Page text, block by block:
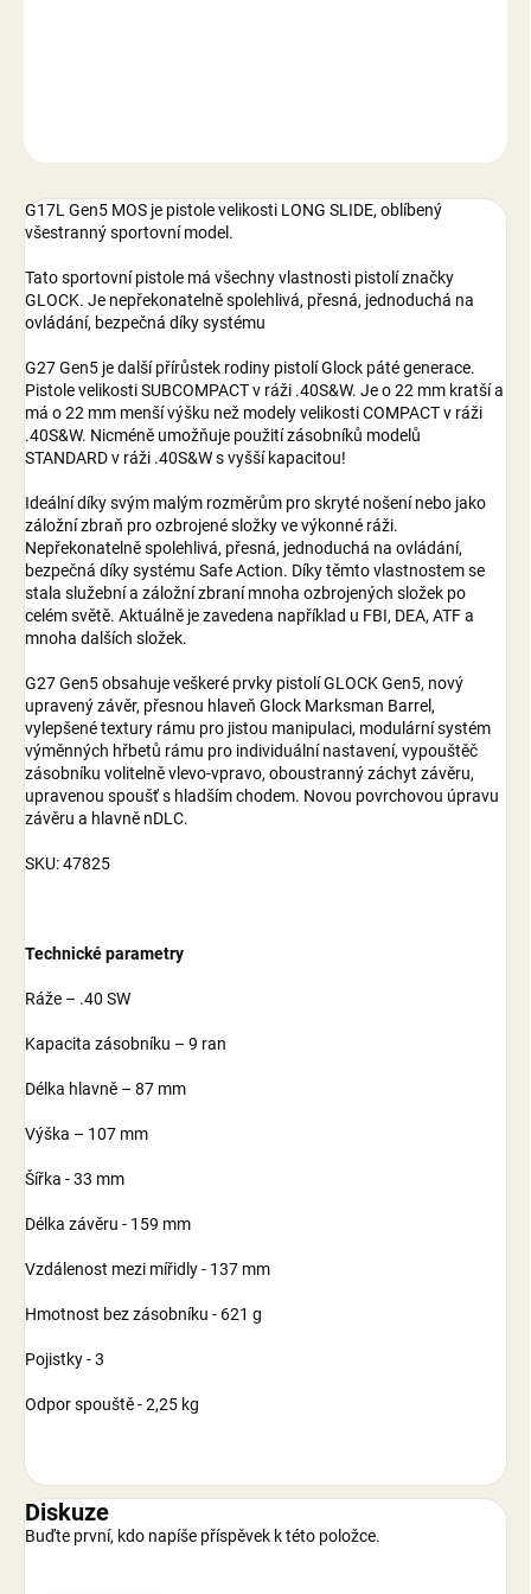
G17L Gen5 MOS je pistole velikosti LONG SLIDE, oblíbený
všestranný sportovní model.
Tato sportovní pistole má všechny vlastnosti pistolí značky
GLOCK. Je nepřekonatelně spolehlivá, přesná, jednoduchá na
ovládání, bezpečná díky systému
G27 Gen5 je další přírůstek rodiny pistolí Glock páté generace.
Pistole velikosti SUBCOMPACT v ráži .40S&W. Je o 22 mm kratší a
má o 22 mm menší výšku než modely velikosti COMPACT v ráži
.40S&W. Nicméně umožňuje použití zásobníků modelů
STANDARD v ráži .40S&W s vyšší kapacitou!
Ideální díky svým malým rozměrům pro skryté nošení nebo jako
záložní zbraň pro ozbrojené složky ve výkonné ráži.
Nepřekonatelně spolehlivá, přesná, jednoduchá na ovládání,
bezpečná díky systému Safe Action. Díky těmto vlastnostem se
stala služební a záložní zbraní mnoha ozbrojených složek po
celém světě. Aktuálně je zavedena například u FBI, DEA, ATF a
mnoha dalších složek.
G27 Gen5 obsahuje veškeré prvky pistolí GLOCK Gen5, nový
upravený závěr, přesnou hlaveň Glock Marksman Barrel,
vylepšené textury rámu pro jistou manipulaci, modulární systém
výměnných hřbetů rámu pro individuální nastavení, vypouštěč
zásobníku volitelně vlevo-vpravo, oboustranný záchyt závěru,
upravenou spoušť s hladším chodem. Novou povrchovou úpravu
závěru a hlavně nDLC.
SKU: 47825
Technické parametry
Ráže – .40 SW
Kapacita zásobníku – 9 ran
Délka hlavně – 87 mm
Výška – 107 mm
Šířka - 33 mm
Délka závěru - 159 mm
Vzdálenost mezi mířidly - 137 mm
Hmotnost bez zásobníku - 621 g
Pojistky - 3
Odpor spouště - 2,25 kg
Diskuze
Buďte první, kdo napíše příspěvek k této položce.